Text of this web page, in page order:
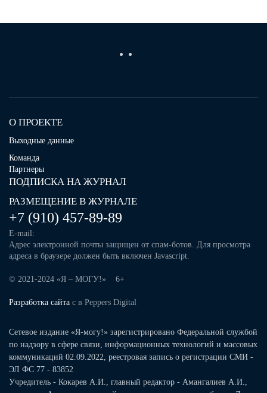
О ПРОЕКТЕ
Выходные данные
Команда
Партнеры
ПОДПИСКА НА ЖУРНАЛ
РАЗМЕЩЕНИЕ В ЖУРНАЛЕ
+7 (910) 457-89-89
E-mail:
Адрес электронной почты защищен от спам-ботов. Для просмотра
адреса в браузере должен быть включен Javascript.
© 2021-2024 «Я – МОГУ!» 6+
Разработка сайта с в Peppers Digital
Сетевое издание «Я-могу!» зарегистрировано Федеральной службой
по надзору в сфере связи, информационных технологий и массовых
коммуникаций 02.09.2022, реестровая запись о регистрации СМИ -
ЭЛ ФС 77 - 83852
Учредитель - Кокарев А.И., главный редактор - Амангалиев А.И.,